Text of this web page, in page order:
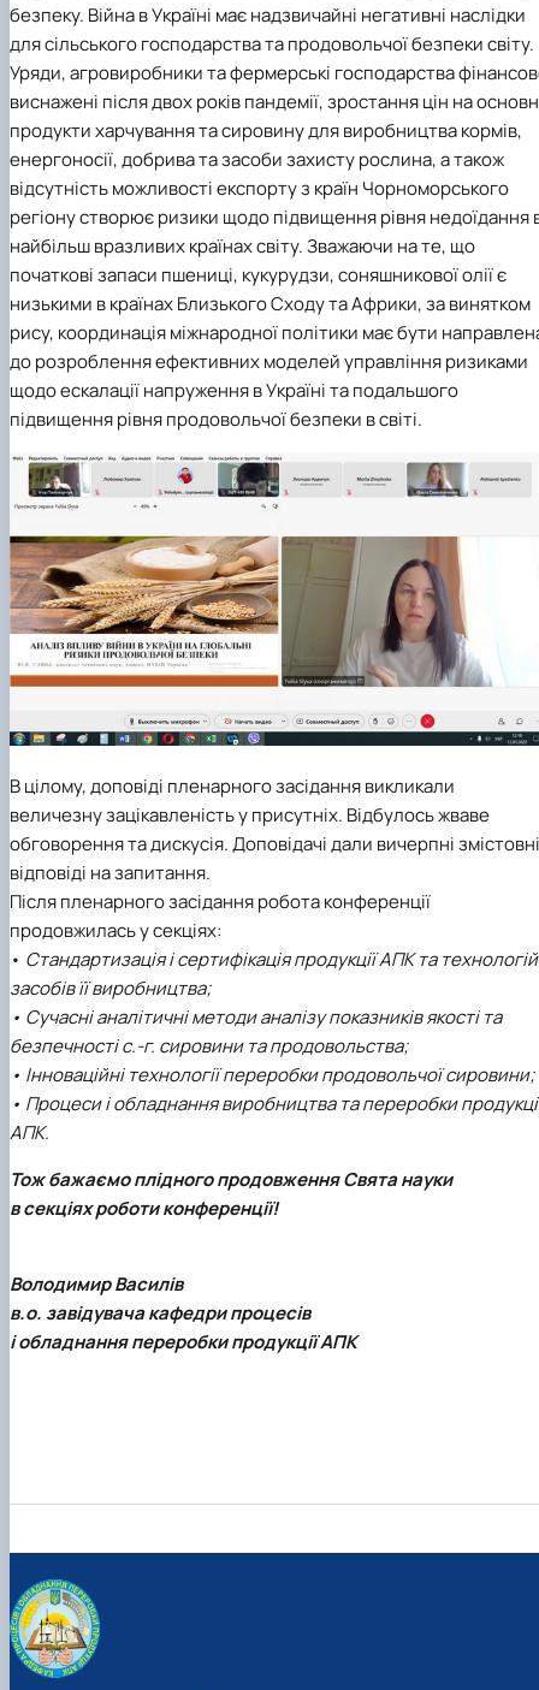
безпеку. Війна в Україні має надзвичайні негативні наслідки
для сільського господарства та продовольчої безпеки світу.
Уряди, агровиробники та фермерські господарства
виснажені після двох років пандемії, зростання цін на
продукти харчування та сировину для виробництва кормів,
енергоносії, добрива та засоби захисту рослина, а також
відсутність можливості експорту з країн Чорноморського
регіону створює ризики щодо підвищення рівня недоїдання
найбільш вразливих країнах світу. Зважаючи на те, що
початкові запаси пшениці, кукурудзи, соняшникової олії є
низькими в країнах Близького Сходу та Африки, за винятком
рису, координація міжнародної політики має бути
до розроблення ефективних моделей управління ризиками
щодо ескалації напруження в Україні та подальшого
підвищення рівня продовольчої безпеки в світі.
В цілому, доповіді пленарного засідання викликали
величезну зацікавленість у присутніх. Відбулось жваве
обговорення та дискусія. Доповідачі дали вичерпні змістовні
відповіді на запитання.
Після пленарного засідання робота конференції
продовжилась у секціях:
• Стандартизація і сертифікація продукції АПК та технологій
засобів її виробництва;
• Сучасні аналітичні методи аналізу показників якості та
безпечності с.-г. сировини та продовольства;
• Інноваційні технології переробки продовольчої сировини;
• Процеси і обладнання виробництва та переробки
АПК.
Тож бажаємо плідного продовження Свята науки
в секціях роботи конференції!
Володимир Василів
в.о. завідувача кафедри процесів
і обладнання переробки продукції АПК